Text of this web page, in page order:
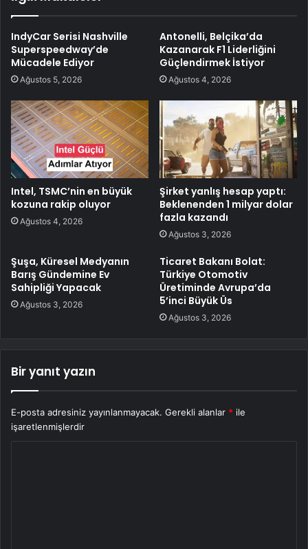
IndyCar Serisi Nashville
Superspeedway’de
Mücadele Ediyor
Ağustos 5, 2026
Antonelli, Belçika’da
Kazanarak F1 Liderliğini
Güçlendirmek İstiyor
Ağustos 4, 2026
Intel, TSMC’nin en büyük
kozuna rakip oluyor
Ağustos 4, 2026
Şirket yanlış hesap yaptı:
Beklenenden 1 milyar dolar
fazla kazandı
Ağustos 3, 2026
Şuşa, Küresel Medyanın
Barış Gündemine Ev
Sahipliği Yapacak
Ağustos 3, 2026
Ticaret Bakanı Bolat:
Türkiye Otomotiv
Üretiminde Avrupa’da
5’inci Büyük Üs
Ağustos 3, 2026
Bir yanıt yazın
E-posta adresiniz yayınlanmayacak. Gerekli alanlar * ile
işaretlenmişlerdir